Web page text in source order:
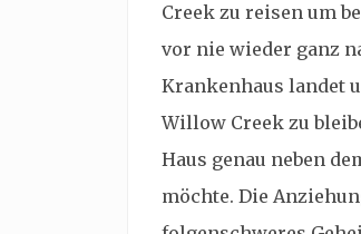
Creek zu reisen um
vor nie wieder ganz
Krankenhaus landet
Willow Creek zu
Haus genau neben
möchte. Die